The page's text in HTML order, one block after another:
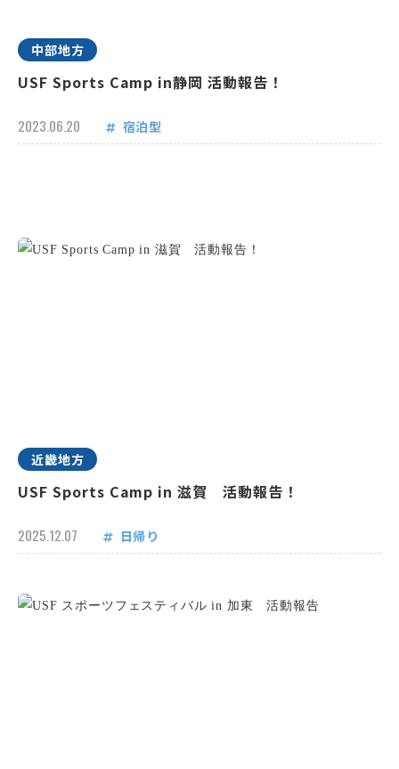
中部地方
USF Sports Camp in静岡 活動報告！
2023.06.20 宿泊型
近畿地方
USF Sports Camp in 滋賀 活動報告！
2025.12.07 日帰り